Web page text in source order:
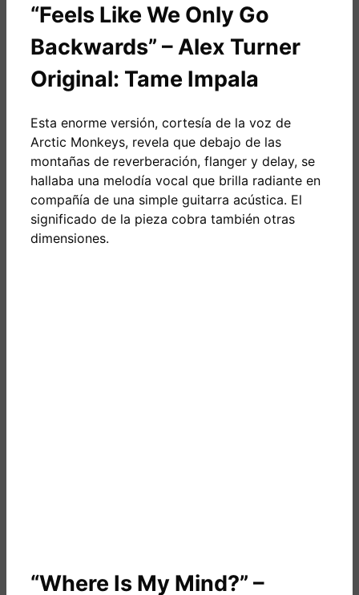
“Feels Like We Only Go
Backwards” – Alex Turner
Original: Tame Impala
Esta enorme versión, cortesía de la voz de
Arctic Monkeys, revela que debajo de las
montañas de reverberación, flanger y delay, se
hallaba una melodía vocal que brilla radiante en
compañía de una simple guitarra acústica. El
significado de la pieza cobra también otras
dimensiones.
“Where Is My Mind?” –